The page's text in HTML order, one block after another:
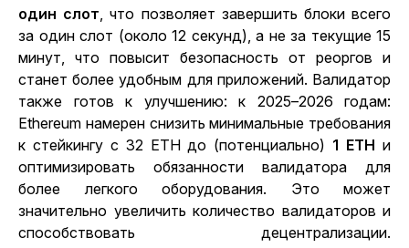
один слот, что позволяет завершить блоки всего
за один слот (около 12 секунд), а не за текущие 15
минут, что повысит безопасность от реоргов и
станет более удобным для приложений. Валидатор
также готов к улучшению: к 2025–2026 годам:
Ethereum намерен снизить минимальные требования
к стейкингу с 32 ETH до (потенциально) 1 ETH и
оптимизировать обязанности валидатора для
более легкого оборудования. Это может
значительно увеличить количество валидаторов и
способствовать децентрализации.